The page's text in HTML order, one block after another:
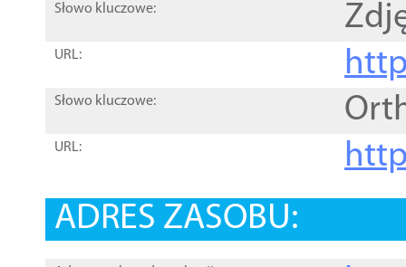
Słowo kluczowe:
URL:
Słowo kluczowe:
URL:
ADRES ZASOBU: